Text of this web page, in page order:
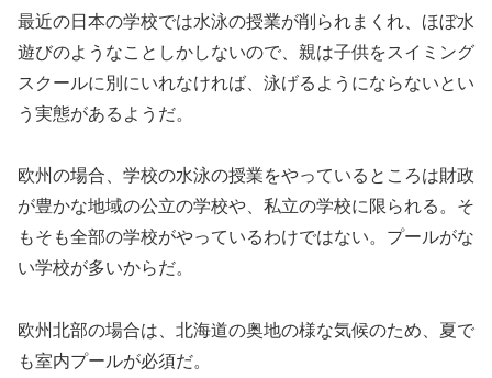
最近の日本の学校では水泳の授業が削られまくれ、ほぼ水
遊びのようなことしかしないので、親は子供をスイミング
スクールに別にいれなければ、泳げるようにならないとい
う実態があるようだ。
欧州の場合、学校の水泳の授業をやっているところは財政
が豊かな地域の公立の学校や、私立の学校に限られる。そ
もそも全部の学校がやっているわけではない。プールがな
い学校が多いからだ。
欧州北部の場合は、北海道の奥地の様な気候のため、夏で
も室内プールが必須だ。